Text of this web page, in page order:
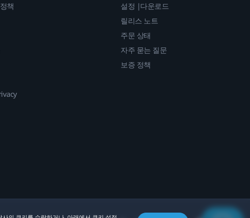
책
설정 |다운로드
릴리스 노트
주문 상태
자주 묻는 질문
보증 정책